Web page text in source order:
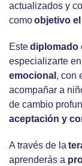
actualizados y
comoobjetivo
Estediplomado
especializarte
emocional , con
acompañar a
de cambio
aceptación y
A través de la
aprenderás a